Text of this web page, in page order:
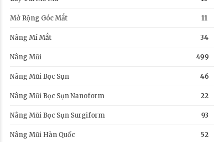
Mở Rộng Góc Mắt 11
Nâng Mí Mắt 34
Nâng Mũi 499
Nâng Mũi Bọc Sụn 46
Nâng Mũi Bọc Sụn Nanoform 22
Nâng Mũi Bọc Sụn Surgiform 93
Nâng Mũi Hàn Quốc 52